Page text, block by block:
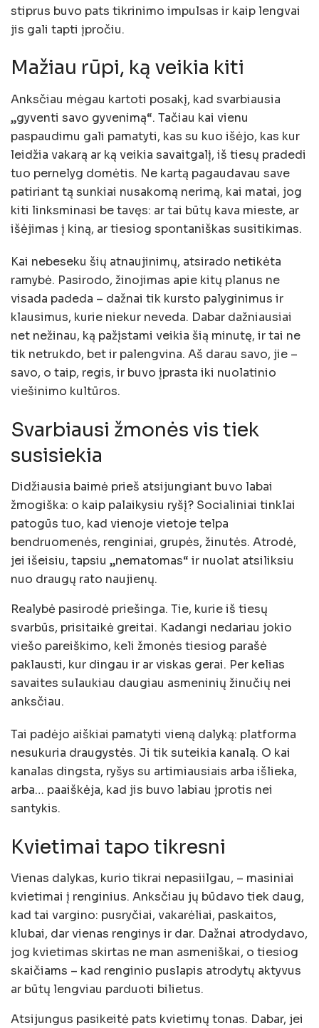
stiprus buvo pats tikrinimo impulsas ir kaip lengvai
jis gali tapti įpročiu.
Mažiau rūpi, ką veikia kiti
Anksčiau mėgau kartoti posakį, kad svarbiausia
„gyventi savo gyvenimą“. Tačiau kai vienu
paspaudimu gali pamatyti, kas su kuo išėjo, kas kur
leidžia vakarą ar ką veikia savaitgalį, iš tiesų pradedi
tuo pernelyg domėtis. Ne kartą pagaudavau save
patiriant tą sunkiai nusakomą nerimą, kai matai, jog
kiti linksminasi be tavęs: ar tai būtų kava mieste, ar
išėjimas į kiną, ar tiesiog spontaniškas susitikimas.
Kai nebeseku šių atnaujinimų, atsirado netikėta
ramybė. Pasirodo, žinojimas apie kitų planus ne
visada padeda – dažnai tik kursto palyginimus ir
klausimus, kurie niekur neveda. Dabar dažniausiai
net nežinau, ką pažįstami veikia šią minutę, ir tai ne
tik netrukdo, bet ir palengvina. Aš darau savo, jie –
savo, o taip, regis, ir buvo įprasta iki nuolatinio
viešinimo kultūros.
Svarbiausi žmonės vis tiek
susisiekia
Didžiausia baimė prieš atsijungiant buvo labai
žmogiška: o kaip palaikysiu ryšį? Socialiniai tinklai
patogūs tuo, kad vienoje vietoje telpa
bendruomenės, renginiai, grupės, žinutės. Atrodė,
jei išeisiu, tapsiu „nematomas“ ir nuolat atsiliksiu
nuo draugų rato naujienų.
Realybė pasirodė priešinga. Tie, kurie iš tiesų
svarbūs, prisitaikė greitai. Kadangi nedariau jokio
viešo pareiškimo, keli žmonės tiesiog parašė
paklausti, kur dingau ir ar viskas gerai. Per kelias
savaites sulaukiau daugiau asmeninių žinučių nei
anksčiau.
Tai padėjo aiškiai pamatyti vieną dalyką: platforma
nesukuria draugystės. Ji tik suteikia kanalą. O kai
kanalas dingsta, ryšys su artimiausiais arba išlieka,
arba… paaiškėja, kad jis buvo labiau įprotis nei
santykis.
Kvietimai tapo tikresni
Vienas dalykas, kurio tikrai nepasiilgau, – masiniai
kvietimai į renginius. Anksčiau jų būdavo tiek daug,
kad tai vargino: pusryčiai, vakarėliai, paskaitos,
klubai, dar vienas renginys ir dar. Dažnai atrodydavo,
jog kvietimas skirtas ne man asmeniškai, o tiesiog
skaičiams – kad renginio puslapis atrodytų aktyvus
ar būtų lengviau parduoti bilietus.
Atsijungus pasikeitė pats kvietimų tonas. Dabar, jei